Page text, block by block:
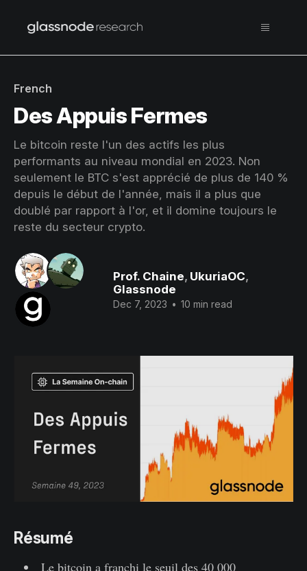
French
Des Appuis Fermes
Le bitcoin reste l'un des actifs les plus
performants au niveau mondial en 2023. Non
seulement le BTC s'est apprécié de plus de 140 %
depuis le début de l'année, mais il a plus que
doublé par rapport à l'or, et il domine toujours le
reste du secteur crypto.
Prof. Chaine, UkuriaOC,
Glassnode
Dec 7, 2023 • 10 min read
Résumé
Le bitcoin a franchi le seuil des 40 000